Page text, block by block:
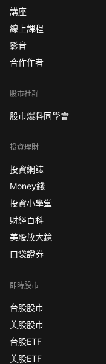
講座
線上課程
影音
合作作者
股市社群
股市爆料同學會
投資理財
投資網誌
Money錢
投資小學堂
財經百科
美股放大鏡
口袋證券
即時股市
台股股市
美股股市
台股ETF
美股ETF